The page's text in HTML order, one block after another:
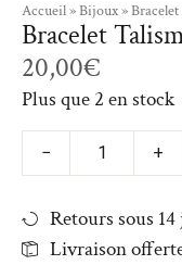
Accueil»Bijoux»
Bracelet
20,00€
Plus que 2 en stock
− +
Retours sous
Livraison